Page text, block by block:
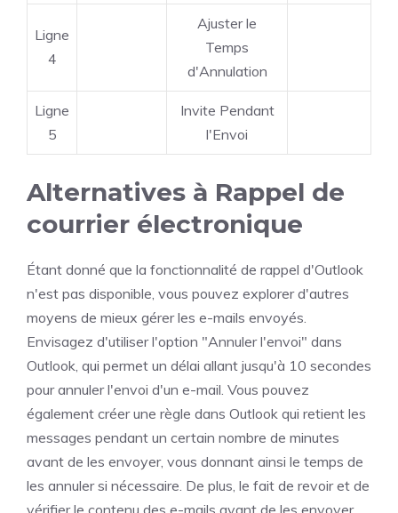
Ligne
4
Ajuster le
Temps
d'Annulation
Ligne
5
Invite Pendant
l'Envoi
Alternatives à Rappel de
courrier électronique
Étant donné que la fonctionnalité de rappel d'Outlook
n'est pas disponible, vous pouvez explorer d'autres
moyens de mieux gérer les e-mails envoyés.
Envisagez d'utiliser l'option "Annuler l'envoi" dans
Outlook, qui permet un délai allant jusqu'à 10 secondes
pour annuler l'envoi d'un e-mail. Vous pouvez
également créer une règle dans Outlook qui retient les
messages pendant un certain nombre de minutes
avant de les envoyer, vous donnant ainsi le temps de
les annuler si nécessaire. De plus, le fait de revoir et de
vérifier le contenu des e-mails avant de les envoyer